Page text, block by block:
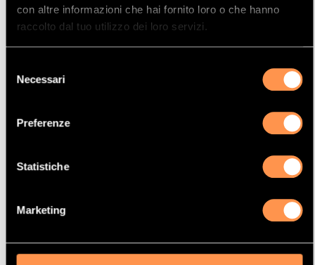
con altre informazioni che hai fornito loro o che hanno
raccolto dal tuo utilizzo dei loro servizi.
delNecessari
Preferenze
Statistiche
Marketing
Prodotto
Catalizzatore
Manufacturer
Versione
Motor code
Data